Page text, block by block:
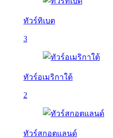
ทัวร์ทิเบต
3
ทัวร์อเมริกาใต้
2
ทัวร์สกอตแลนด์